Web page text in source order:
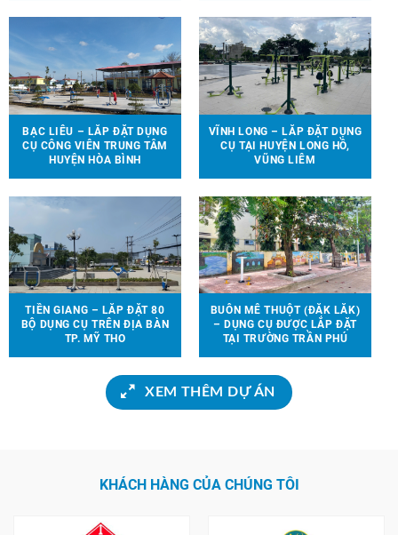
HỌC TẠI 6 TỈNH THÀNH
BẠC LIÊU – LẮP ĐẶT DỤNG
CỤ CÔNG VIÊN TRUNG TÂM
HUYỆN HÒA BÌNH
VĨNH LONG – LẮP ĐẶT DỤNG
CỤ TẠI HUYỆN LONG HỒ,
VŨNG LIÊM
TIỀN GIANG – LẮP ĐẶT 80
BỘ DỤNG CỤ TRÊN ĐỊA BÀN
TP. MỸ THO
BUÔN MÊ THUỘT (ĐẮK LẮK)
– DỤNG CỤ ĐƯỢC LẮP ĐẶT
TẠI TRƯỜNG TRẦN PHÚ
XEM THÊM DỰ ÁN
KHÁCH HÀNG CỦA CHÚNG TÔI